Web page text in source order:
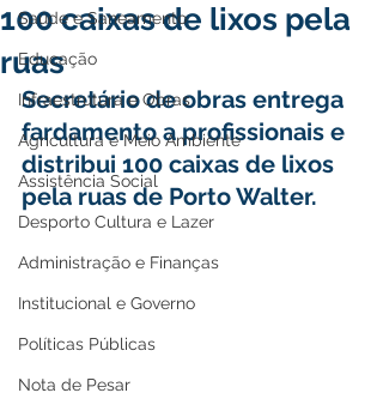
Saúde e Saneamento
Educação
Infraestrutura e Obras
Agricultura e Meio Ambiente
Assistência Social
Desporto Cultura e Lazer
Administração e Finanças
Institucional e Governo
Políticas Públicas
Nota de Pesar
100 caixas de lixos pela
ruas
Secretário de obras entrega
fardamento a profissionais e
distribui 100 caixas de lixos
pela ruas de Porto Walter.